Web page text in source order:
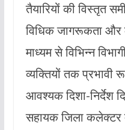
तैयारियों की विस्तृत
विधिक जागरूकता और
माध्यम से विभिन्न
व्यक्तियों तक प्रभावी
आवश्यक दिशा-निर्देश
सहायक जिला कलेक्टर